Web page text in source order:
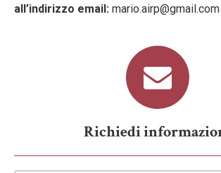
all’indirizzo email: mario.airp@gmail.com
Richiedi